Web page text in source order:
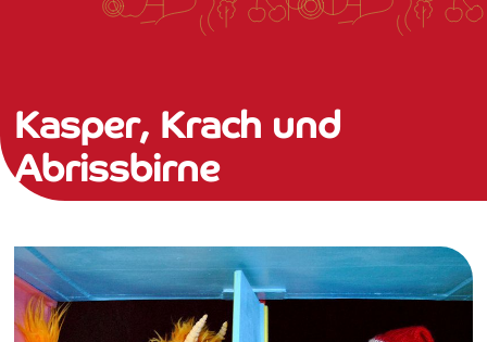
Kasper, Krach und
Abrissbirne